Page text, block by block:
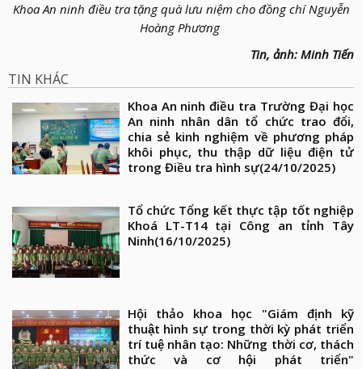
Khoa An ninh điều tra tặng quà lưu niệm cho đồng chí Nguyễn
Hoàng Phương
Tin, ảnh: Minh Tiến
TIN KHÁC
Khoa An ninh điều tra Trường Đại học
An ninh nhân dân tổ chức trao đổi,
chia sẻ kinh nghiệm về phương pháp
khôi phục, thu thập dữ liệu điện tử
trong Điều tra hình sự(24/10/2025)
Tổ chức Tổng kết thực tập tốt nghiệp
Khoá LT-T14 tại Công an tỉnh Tây
Ninh(16/10/2025)
Hội thảo khoa học "Giám định kỹ
thuật hình sự trong thời kỳ phát triển
trí tuệ nhân tạo: Những thời cơ, thách
thức và cơ hội phát triển"